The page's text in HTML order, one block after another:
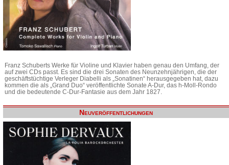
Franz Schuberts Werke für Violine und Klavier haben genau den Umfang, der
auf zwei CDs passt. Es sind die drei Sonaten des Neunzehnjährigen, die der
geschäftstüchtige Verleger Diabelli als „Sonatinen“ herausgegeben hat, dazu
kommen die als „Grand Duo“ veröffentlichte Sonate A-Dur, das h-Moll-Rondo
und die bedeutende C-Dur-Fantasie aus dem Jahr 1827.
Neuveröffentlichungen